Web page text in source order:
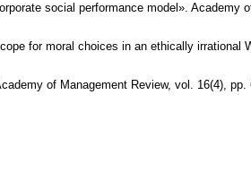
social performance model». Academy
for moral choices in an ethically irrational
of Management Review, vol. 16(4), pp.